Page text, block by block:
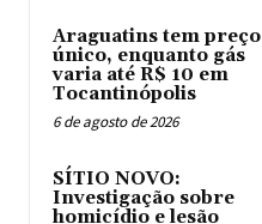
Araguatins tem preço
único, enquanto gás
varia até R$ 10 em
Tocantinópolis
6 de agosto de 2026
SÍTIO NOVO:
Investigação sobre
homicídio e lesão